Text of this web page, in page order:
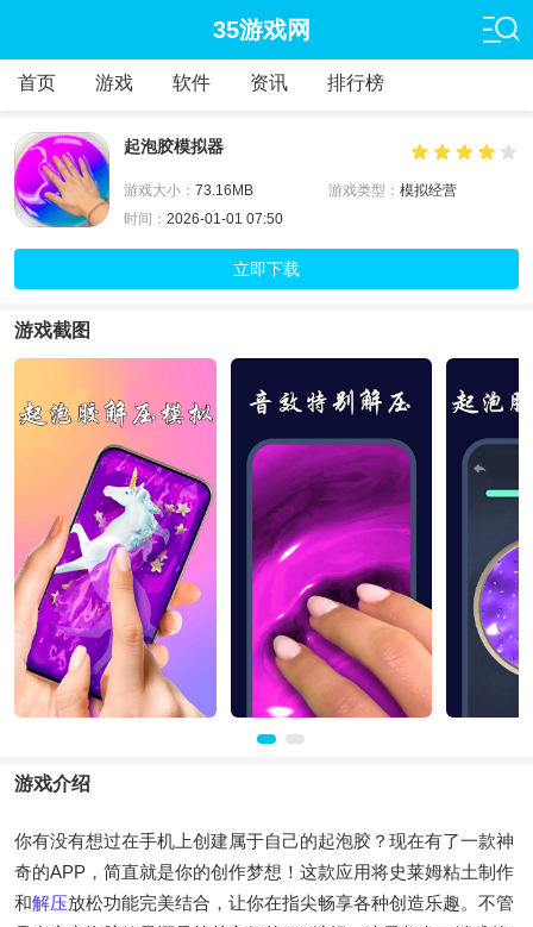
35游戏网
首页 游戏 软件 资讯 排行榜
起泡胶模拟器
游戏大小： 73.16MB 游戏类型： 模拟经营
时间： 2026-01-01 07:50
立即下载
游戏截图
游戏介绍
你有没有想过在手机上创建属于自己的起泡胶？现在有了一款神
奇的APP，简直就是你的创作梦想！这款应用将史莱姆粘土制作
和解压放松功能完美结合，让你在指尖畅享各种创造乐趣。不管